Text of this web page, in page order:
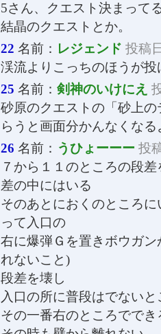
5さん、クエスト決まって
結晶のクエストとか。
22 名前： レジェンド 投稿
渓流よりこっちのほうが
25 名前： 剣神のいけにえ
砂原のクエストの「砂上
らうと画面分かんなくなる
26 名前： うひょーーー 投
７から１１のところの段
差の中にはいる
そのあとにおくのところ
って入口の
右に爆弾Ｇを置きボウガ
れないこと)
段差を壊し
入口の所に普段はでない
その一番右のところでで